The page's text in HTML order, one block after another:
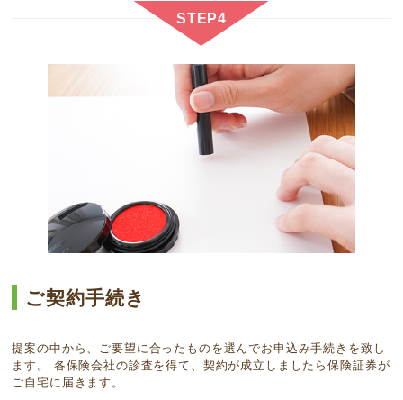
STEP4
ご契約手続き
提案の中から、ご要望に合ったものを選んでお申込み手続きを致し
ます。 各保険会社の診査を得て、契約が成立しましたら保険証券が
ご自宅に届きます。